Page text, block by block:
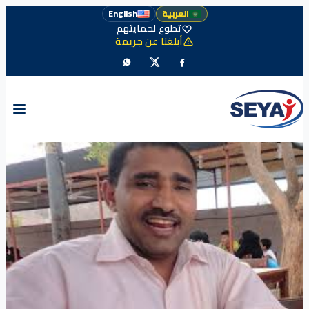
العربية English
تطوع لحمايتهم
أبلغنا عن جريمة